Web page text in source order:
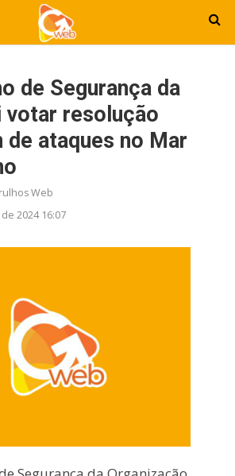
de Segurança da
votar resolução
de ataques no Mar
Web
2024 16:07